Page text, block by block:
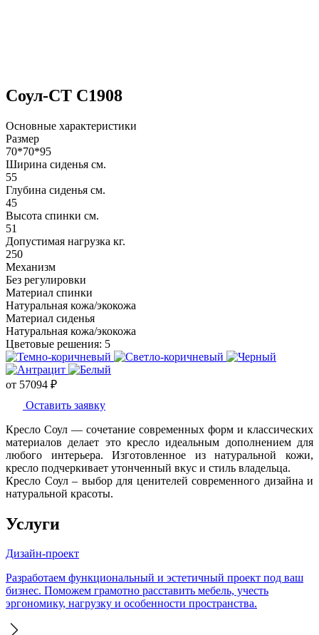
Соул-СТ C1908
Основные характеристики
Размер
70*70*95
Ширина сиденья см.
55
Глубина сиденья см.
45
Высота спинки см.
51
Допустимая нагрузка кг.
250
Механизм
Без регулировки
Материал спинки
Натуральная кожа/экокожа
Материал сиденья
Натуральная кожа/экокожа
Цветовые решения: 5
от 57094 ₽
Оставить заявку
Кресло Соул — сочетание современных форм и классических
материалов делает это кресло идеальным дополнением для
любого интерьера. Изготовленное из натуральной кожи,
кресло подчеркивает утонченный вкус и стиль владельца.
Кресло Соул – выбор для ценителей современного дизайна и
натуральной красоты.
Услуги
Дизайн-проект
Разработаем функциональный и эстетичный проект под ваш
бизнес. Поможем грамотно расставить мебель, учесть
эргономику, нагрузку и особенности пространства.